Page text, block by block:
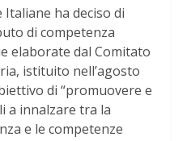
ha deciso di
di competenza
elaborate dal Comitato
istituito nell’agosto
di “promuovere e
a innalzare tra la
e le competenze